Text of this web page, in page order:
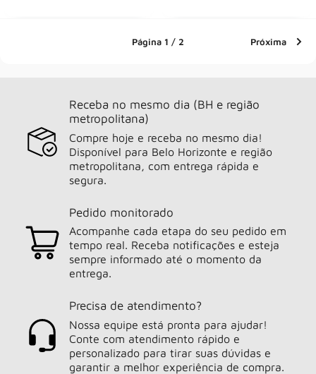
Página 1 / 2 Próxima
Receba no mesmo dia (BH e região
metropolitana)
Compre hoje e receba no mesmo dia!
Disponível para Belo Horizonte e região
metropolitana, com entrega rápida e
segura.
Pedido monitorado
Acompanhe cada etapa do seu pedido em
tempo real. Receba notificações e esteja
sempre informado até o momento da
entrega.
Precisa de atendimento?
Nossa equipe está pronta para ajudar!
Conte com atendimento rápido e
personalizado para tirar suas dúvidas e
garantir a melhor experiência de compra.